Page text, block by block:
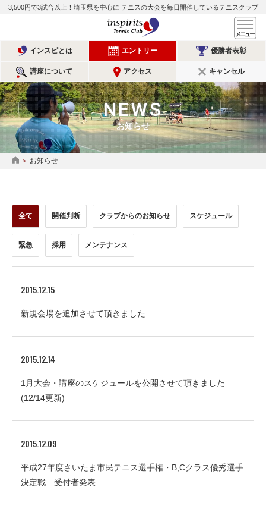
3,500円で3試合以上！埼玉県を中心に テニスの大会を毎日開催しているテニスクラブ
インスピリッツテニスクラ
インスピとは エントリー 優勝者表彰
講座について アクセス キャンセル
NEWS
お知らせ
HOMEお知らせ
全て 開催判断 クラブからのお知らせ スケジュール
緊急 採用 メンテナンス
2015.12.15
新規会場を追加させて頂きました
2015.12.14
1月大会・講座のスケジュールを公開させて頂きました
(12/14更新)
2015.12.09
平成27年度さいたま市民テニス選手権・B,Cクラス優秀選手
決定戦 受付者発表